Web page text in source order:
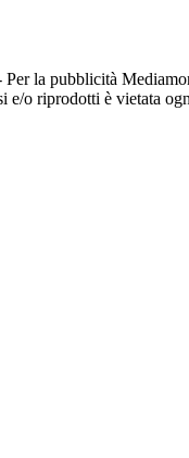
la pubblicità
e/o riprodotti è vietata